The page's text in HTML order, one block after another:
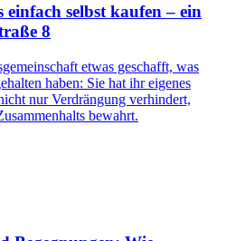
selbst kaufen – ein
8
etwas geschafft, was
haben: Sie hat ihr eigenes
nur Verdrängung verhindert,
bewahrt.